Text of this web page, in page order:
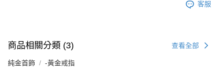
客服
商品相關分類 (3) 查看全部
純金首飾 -黃金戒指